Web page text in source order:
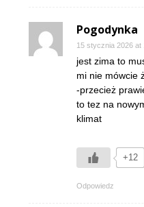
Pogodynka
15 stycznia 2026 at
jest zima to
mi nie mówcie
-przecież
to tez na
klimat
+12
Odpowiedz